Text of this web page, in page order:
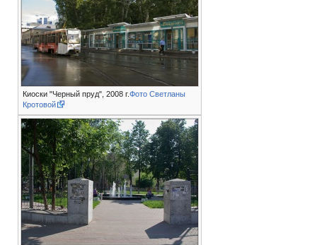
Киоски "Черный пруд", 2008 г.Фото Светланы
Кротовой